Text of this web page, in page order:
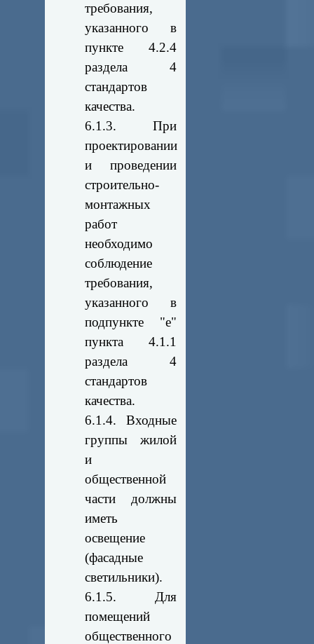
требования,
указанного в
пункте 4.2.4
раздела 4
стандартов
качества.
6.1.3. При
проектировании
и проведении
строительно-
монтажных
работ
необходимо
соблюдение
требования,
указанного в
подпункте "е"
пункта 4.1.1
раздела 4
стандартов
качества.
6.1.4. Входные
группы жилой
и
общественной
части должны
иметь
освещение
(фасадные
светильники).
6.1.5. Для
помещений
общественного